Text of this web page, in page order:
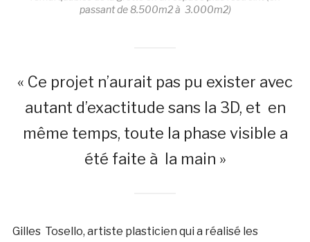
passant de 8.500m2 à 3.000m2)
« Ce projet n’aurait pas pu exister avec
autant d’exactitude sans la 3D, et en
même temps, toute la phase visible a
été faite à la main »
Gilles Tosello, artiste plasticien qui a réalisé les